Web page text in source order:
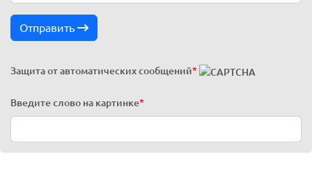
Отправить
Защита от автоматических сообщений*
Введите слово на картинке*